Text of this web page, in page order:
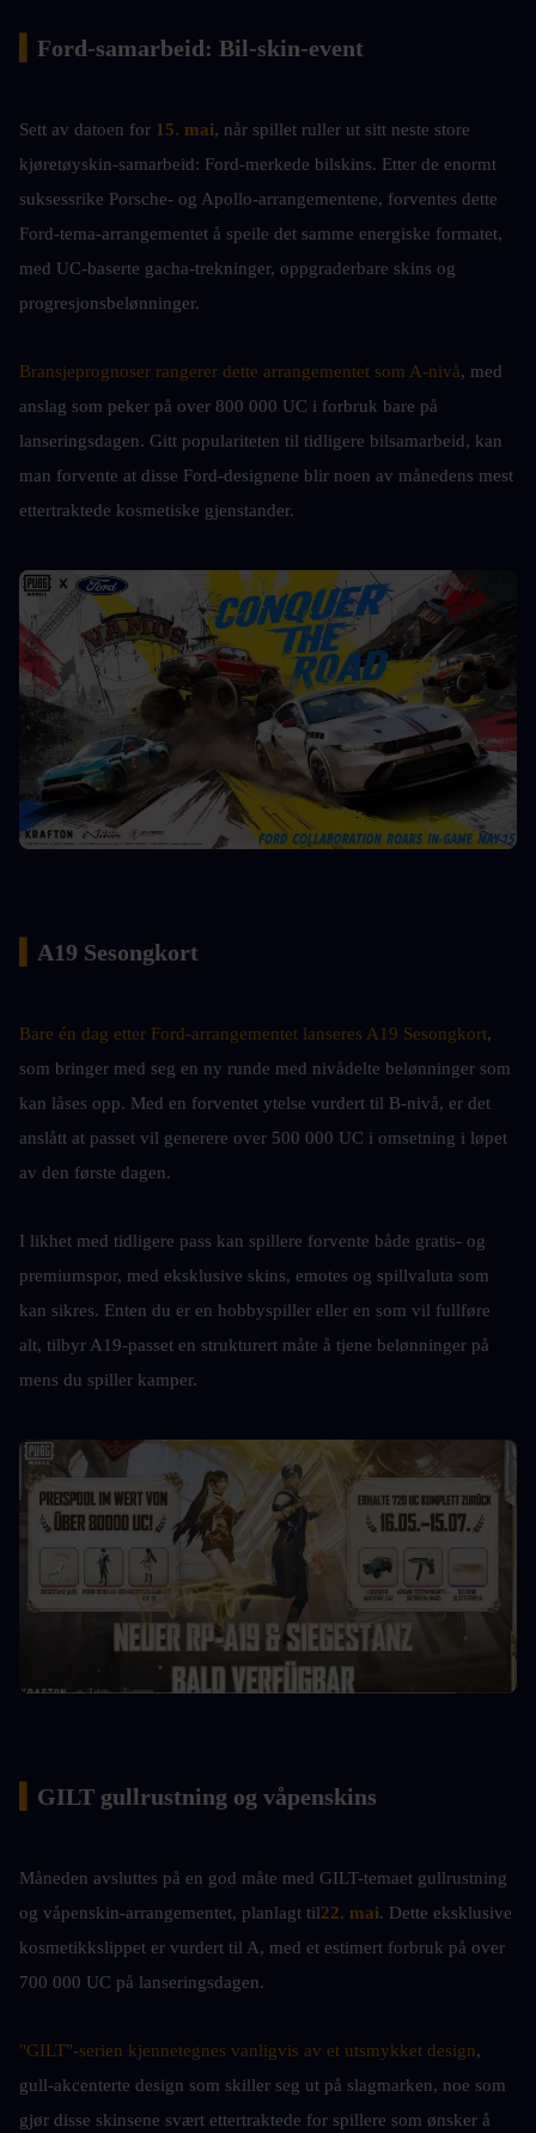
Ford-samarbeid: Bil-skin-event
Sett av datoen for 15. mai, når spillet ruller ut sitt neste store
kjøretøyskin-samarbeid: Ford-merkede bilskins. Etter de enormt
suksessrike Porsche- og Apollo-arrangementene, forventes dette
Ford-tema-arrangementet å speile det samme energiske formatet,
med UC-baserte gacha-trekninger, oppgraderbare skins og
progresjonsbelønninger.
Bransjeprognoser rangerer dette arrangementet som A-nivå, med
anslag som peker på over 800 000 UC i forbruk bare på
lanseringsdagen. Gitt populariteten til tidligere bilsamarbeid, kan
man forvente at disse Ford-designene blir noen av månedens mest
ettertraktede kosmetiske gjenstander.
A19 Sesongkort
Bare én dag etter Ford-arrangementet lanseres A19 Sesongkort,
som bringer med seg en ny runde med nivådelte belønninger som
kan låses opp. Med en forventet ytelse vurdert til B-nivå, er det
anslått at passet vil generere over 500 000 UC i omsetning i løpet
av den første dagen.
I likhet med tidligere pass kan spillere forvente både gratis- og
premiumspor, med eksklusive skins, emotes og spillvaluta som
kan sikres. Enten du er en hobbyspiller eller en som vil fullføre
alt, tilbyr A19-passet en strukturert måte å tjene belønninger på
mens du spiller kamper.
GILT gullrustning og våpenskins
Måneden avsluttes på en god måte med GILT-temaet gullrustning
og våpenskin-arrangementet, planlagt til22. mai. Dette eksklusive
kosmetikkslippet er vurdert til A, med et estimert forbruk på over
700 000 UC på lanseringsdagen.
"GILT"-serien kjennetegnes vanligvis av et utsmykket design,
gull-akcenterte design som skiller seg ut på slagmarken, noe som
gjør disse skinsene svært ettertraktede for spillere som ønsker å